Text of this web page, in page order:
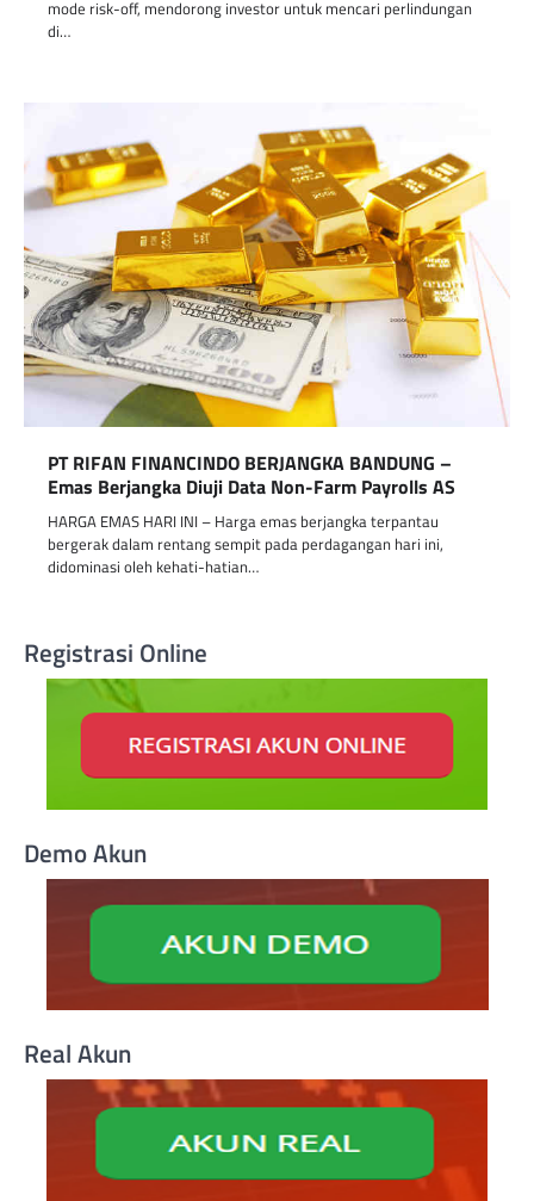
mode risk-off, mendorong investor untuk mencari perlindungan
di…
PT RIFAN FINANCINDO BERJANGKA BANDUNG –
Emas Berjangka Diuji Data Non-Farm Payrolls AS
HARGA EMAS HARI INI – Harga emas berjangka terpantau
bergerak dalam rentang sempit pada perdagangan hari ini,
didominasi oleh kehati-hatian…
Registrasi Online
Demo Akun
Real Akun